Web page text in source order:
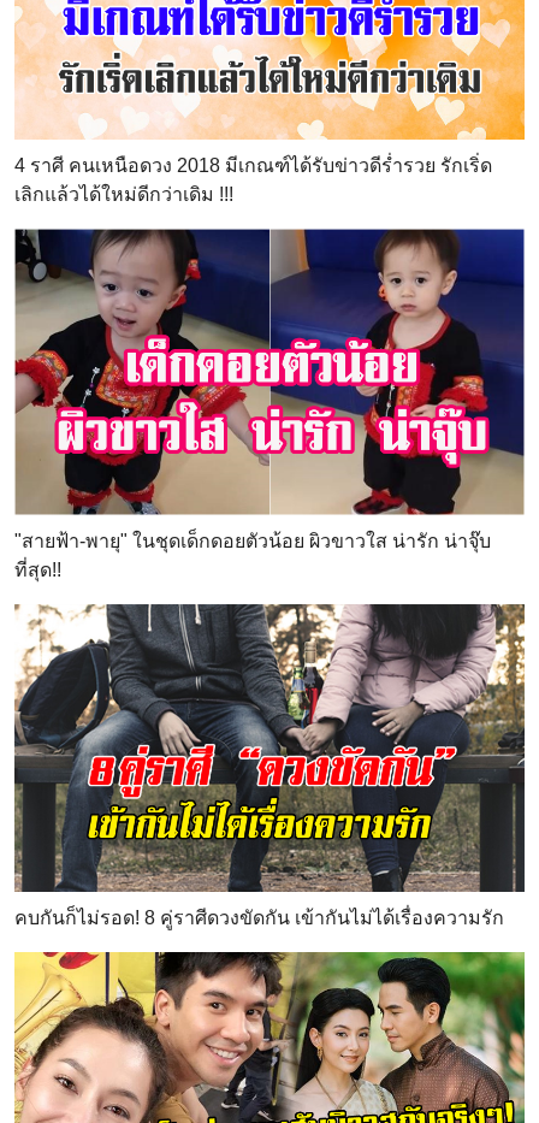
4 ราศี คนเหนือดวง 2018 มีเกณฑ์ได้รับข่าวดีร่ำรวย รักเริ่ด
เลิกแล้วได้ใหม่ดีกว่าเดิม !!!
"สายฟ้า-พายุ" ในชุดเด็กดอยตัวน้อย ผิวขาวใส น่ารัก น่าจุ๊บ
ที่สุด!!
คบกันก็ไม่รอด! 8 คู่ราศีดวงขัดกัน เข้ากันไม่ได้เรื่องความรัก